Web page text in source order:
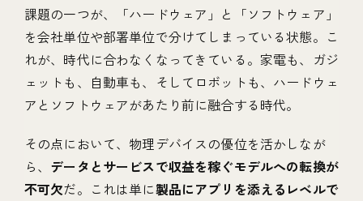
課題の一つが、「ハードウェア」と「ソフトウェア」
を会社単位や部署単位で分けてしまっている状態。こ
れが、時代に合わなくなってきている。家電も、ガジ
ェットも、自動車も、そしてロボットも、ハードウェ
アとソフトウェアがあたり前に融合する時代。
その点において、物理デバイスの優位を活かしなが
ら、 データとサービスで収益を稼ぐモデルへの転換が
不可欠だ。これは単に製品にアプリを添えるレベルで